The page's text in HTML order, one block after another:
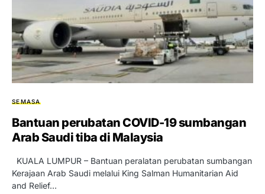
SEMASA
Bantuan perubatan COVID-19 sumbangan
Arab Saudi tiba di Malaysia
KUALA LUMPUR – Bantuan peralatan perubatan sumbangan
Kerajaan Arab Saudi melalui King Salman Humanitarian Aid
and Relief…